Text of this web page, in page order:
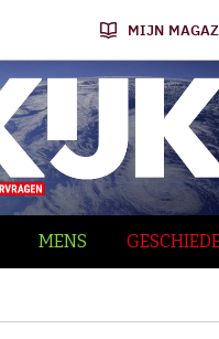
MIJN
MENS